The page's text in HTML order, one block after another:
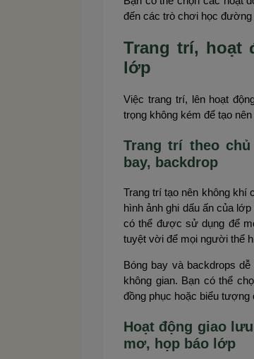
đến các trò chơi học đường
Trang trí, hoạt
lớp
Việc trang trí, lên hoạt
trọng không kém để tạo
Trang trí theo
bay, backdrop
Trang trí tạo nên không khí
hình ảnh ghi dấu ấn của
có thể được sử dụng để
tuyệt vời để mọi người thể
Bóng bay và backdrops
không gian. Bạn có thể
đồng phục hoặc biểu tượng
Hoạt động giao
mơ, họp báo lớp